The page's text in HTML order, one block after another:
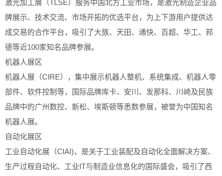
激光加工展（TLSE）服务中国北方工业市场，是激光制造企业品
牌展示、技术交流、市场开拓的优选平台，为上下游用户提供达
成交易的合作平台，吸引了大族、天田、通快、百超、华工、邦
德等近100家知名品牌参展。
机器人展区
机器人展（CIRE），集中展示机器人整机、系统集成、机器人零
部件、软件控制等，国际品牌库卡、安川、发那科、川崎及民族
品牌中的广州数控、新松、埃斯顿等悉数参展，被誉为中国知名
机器人展。
自动化展区
工业自动化展（CIAI)，是关于工业装配及自动化全面解决方案、
生产过程自动化、工业IT与制造业信息化的国际盛会，吸引了西